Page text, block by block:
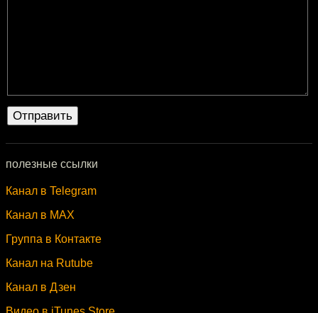
полезные ссылки
Канал в Telegram
Канал в MAX
Группа в Контакте
Канал на Rutube
Канал в Дзен